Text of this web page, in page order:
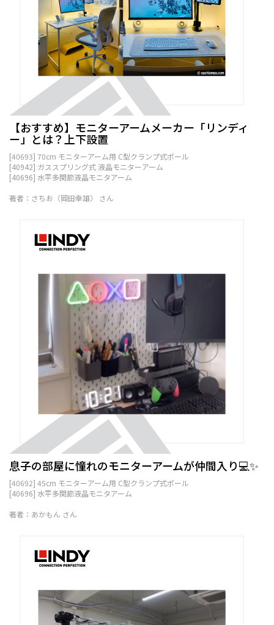
【おすすめ】モニターアームメーカー「リンディ
ー」とは？上下設置
[40693] 70cm モニターアーム用 C型クランプ式ポール
[40942] ガススプリング式 液晶モニターアーム
[40696] 水平多関節液晶モニタアーム
著者：さちお（岡田幸雄） さん
息子の部屋に憧れのモニターアームが仲間入り💻✨
[40692] 45cm モニターアーム用 C型クランプ式ポール
[40696] 水平多関節液晶モニタアーム
著者：あかもん さん